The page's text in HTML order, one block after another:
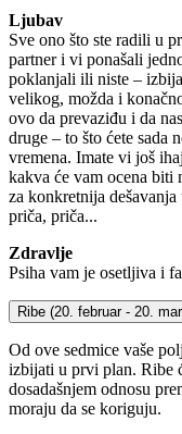
Ljubav
Sve ono što ste radili u
partner i vi ponašali
poklanjali ili niste –
velikog, možda i
ovo da prevaziđu i da
druge – to što ćete sada
vremena. Imate vi još
kakva će vam ocena biti
za konkretnija
priča, priča...
Zdravlje
Psiha vam je osetljiva i
Ribe (20. februar - 20.
Od ove sedmice vaše
izbijati u prvi plan. Ribe
dosadašnjem odnosu
moraju da se koriguju.